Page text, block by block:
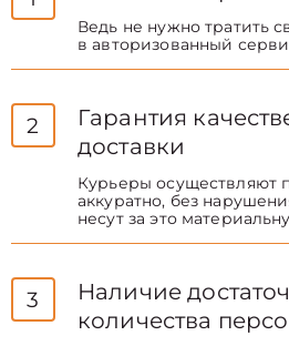
Ведь не нужно тратить
в авторизованный
2
Гарантия
доставки
Курьеры осуществляют
аккуратно, без
несут за это
3
Наличие
количества